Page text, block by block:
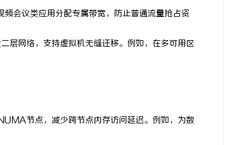
会议类应用分配专属带宽，防止普通流量抢占资
网络，支持虚拟机无缝迁移。例如，在多可用区
节点，减少跨节点内存访问延迟。例如，为数